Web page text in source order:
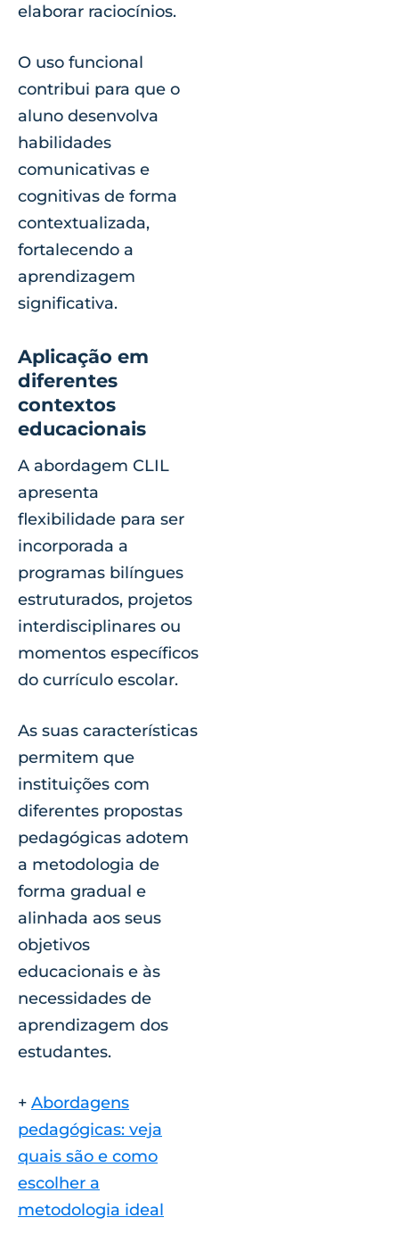
elaborar raciocínios.
O uso funcional
contribui para que o
aluno desenvolva
habilidades
comunicativas e
cognitivas de forma
contextualizada,
fortalecendo a
aprendizagem
significativa.
Aplicação em
diferentes
contextos
educacionais
A abordagem CLIL
apresenta
flexibilidade para ser
incorporada a
programas bilíngues
estruturados, projetos
interdisciplinares ou
momentos específicos
do currículo escolar.
As suas características
permitem que
instituições com
diferentes propostas
pedagógicas adotem
a metodologia de
forma gradual e
alinhada aos seus
objetivos
educacionais e às
necessidades de
aprendizagem dos
estudantes.
+ Abordagens
pedagógicas: veja
quais são e como
escolher a
metodologia ideal